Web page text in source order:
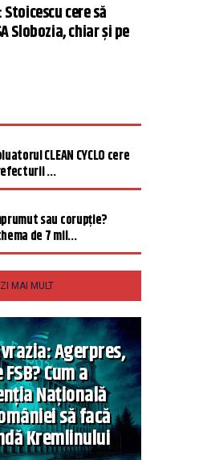
cere să
Slobozia, chiar și pe
CLEAN CYCLO cere
...
sau corupție?
de 7 mil...
MAI MULT
Agerpres,
Cum a
Națională
să facă
Kremlinului